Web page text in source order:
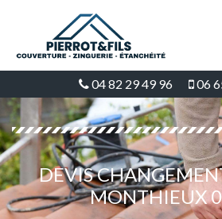
04 82 29 49 96 06
DEVIS
MONTHIEUX